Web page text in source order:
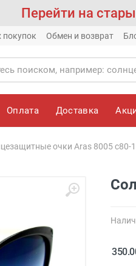
Перейти на
покупок Обмен и возврат
Оплата Доставка
очки Aras 8005 c80-